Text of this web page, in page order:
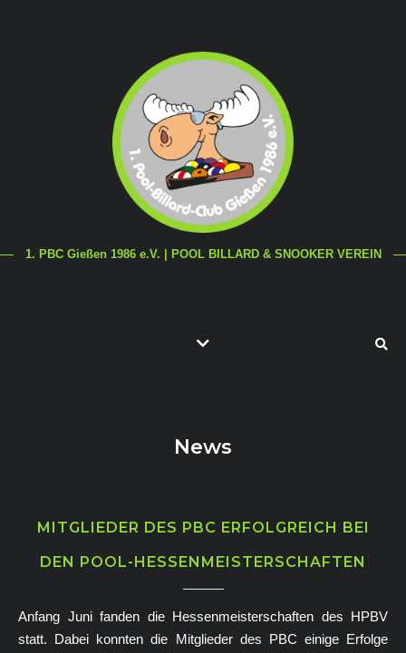
1. PBC Gießen 1986 e.V. | POOL BILLARD & SNOOKER VEREIN
News
MITGLIEDER DES PBC ERFOLGREICH BEI
DEN POOL-HESSENMEISTERSCHAFTEN
Anfang Juni fanden die Hessenmeisterschaften des HPBV
statt. Dabei konnten die Mitglieder des PBC einige Erfolge